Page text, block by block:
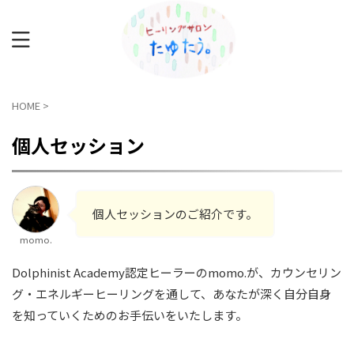
HOME >
個人セッション
momo.
個人セッションのご紹介です。
Dolphinist Academy認定ヒーラーのmomo.が、カウンセリン
グ・エネルギーヒーリングを通して、あなたが深く自分自身
を知っていくためのお手伝いをいたします。